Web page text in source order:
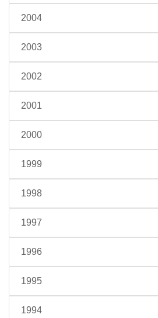
2004
2003
2002
2001
2000
1999
1998
1997
1996
1995
1994